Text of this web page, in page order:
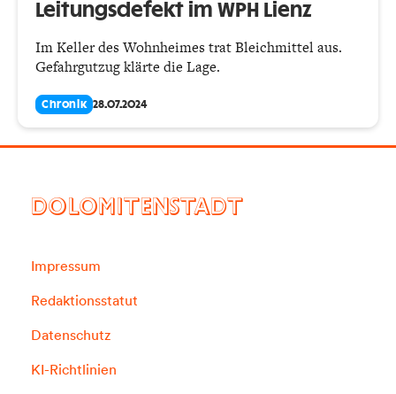
Leitungsdefekt im WPH Lienz
Im Keller des Wohnheimes trat Bleichmittel aus.
Gefahrgutzug klärte die Lage.
Chronik 28.07.2024
DOLOMITENSTADT
Impressum
Redaktionsstatut
Datenschutz
KI-Richtlinien